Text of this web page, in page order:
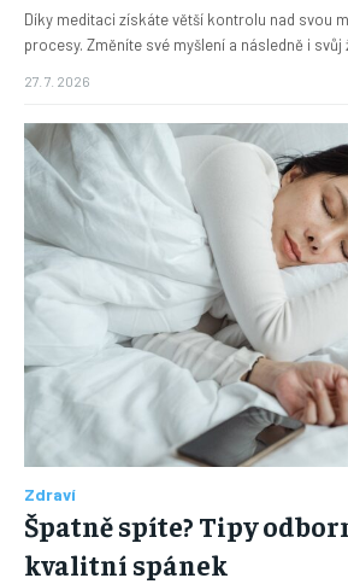
Díky meditaci získáte větší kontrolu nad svou
procesy. Změníte své myšlení a následně i svůj
27. 7. 2026
Zdraví
Špatně spíte? Tipy
kvalitní spánek